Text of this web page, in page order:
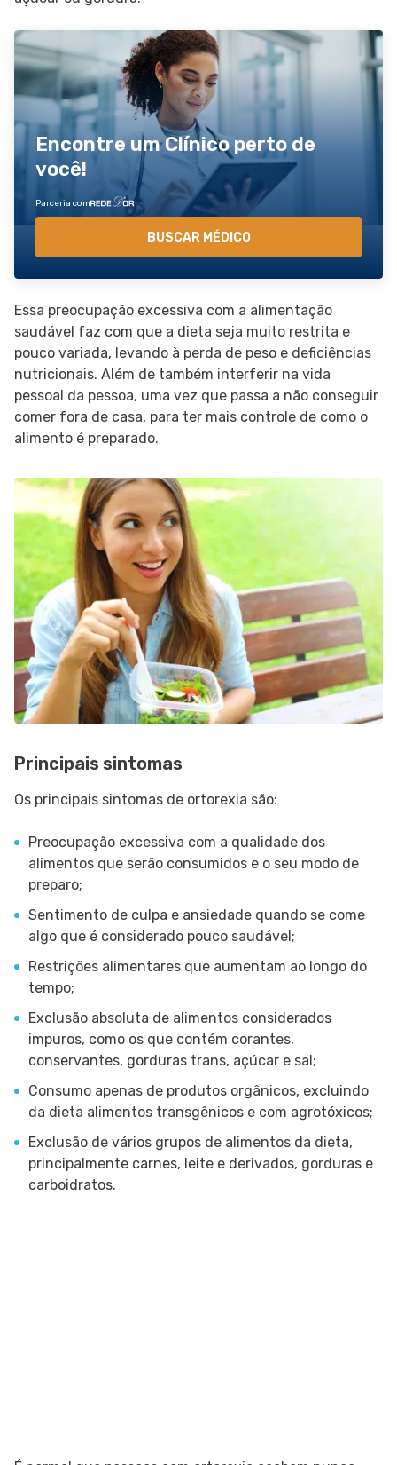
Encontre um Clínico perto de
você!
Parceria com
BUSCAR MÉDICO
Essa preocupação excessiva com a alimentação
saudável faz com que a dieta seja muito restrita e
pouco variada, levando à perda de peso e deficiências
nutricionais. Além de também interferir na vida
pessoal da pessoa, uma vez que passa a não conseguir
comer fora de casa, para ter mais controle de como o
alimento é preparado.
Principais sintomas
Os principais sintomas de ortorexia são:
Preocupação excessiva com a qualidade dos
alimentos que serão consumidos e o seu modo de
preparo;
Sentimento de culpa e ansiedade quando se come
algo que é considerado pouco saudável;
Restrições alimentares que aumentam ao longo do
tempo;
Exclusão absoluta de alimentos considerados
impuros, como os que contém corantes,
conservantes, gorduras trans, açúcar e sal;
Consumo apenas de produtos orgânicos, excluindo
da dieta alimentos transgênicos e com agrotóxicos;
Exclusão de vários grupos de alimentos da dieta,
principalmente carnes, leite e derivados, gorduras e
carboidratos.